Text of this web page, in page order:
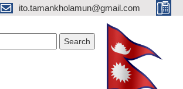
ito.tamankholamun@gmail.com